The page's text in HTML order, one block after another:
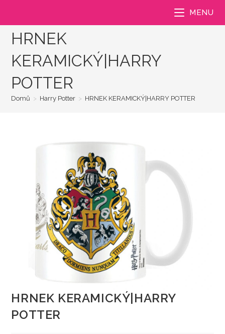
MENU
HRNEK
KERAMICKÝ|HARRY
POTTER
Domů > Harry Potter > HRNEK KERAMICKÝ|HARRY POTTER
HRNEK KERAMICKÝ|HARRY
POTTER